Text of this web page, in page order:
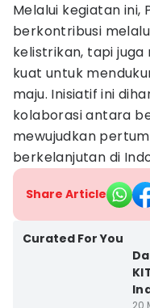
Melalui kegiatan ini,
berkontribusi
kelistrikan, tapi
kuat untuk
maju. Inisiatif ini
kolaborasi antara
mewujudkan
berkelanjutan di
Share Article
Curated For You
20